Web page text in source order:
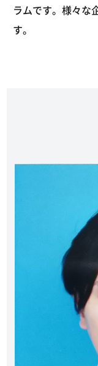
ラムです。様々な
す。